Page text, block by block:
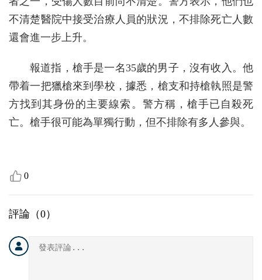
不清楚醫院中接受治療人員的狀況，不排除死亡人數
還會進一步上升。
報道指，槍手是一名35歲的男子，沒有收入。他
帶着一把獵槍來到學校，據悉，槍支和持槍執照是警
方找到其身份的主要線索。警方稱，槍手已自殺死
亡。槍手很可能為單獨行動，但不排除有多人參與。
0
評論（0）